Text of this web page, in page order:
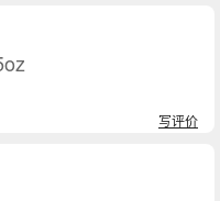
写评价